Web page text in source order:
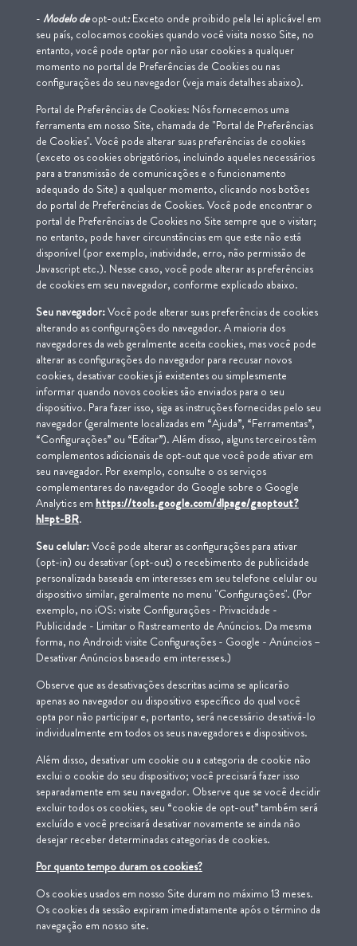
- Modelo deopt-out:Exceto onde proibido pela lei aplicável em
seu país, colocamos cookies quando você visita nosso Site, no
entanto, você pode optar por não usar cookies a qualquer
momento no portal de Preferências de Cookies ou nas
configurações do seu navegador (veja mais detalhes abaixo).
Portal de Preferências de Cookies: Nós fornecemos uma
ferramenta em nosso Site, chamada de "Portal de Preferências
de Cookies". Você pode alterar suas preferências de cookies
(exceto os cookies obrigatórios, incluindo aqueles necessários
para a transmissão de comunicações e o funcionamento
adequado do Site) a qualquer momento, clicando nos botões
do portal de Preferências de Cookies. Você pode encontrar o
portal de Preferências de Cookies no Site sempre que o visitar;
no entanto, pode haver circunstâncias em que este não está
disponível (por exemplo, inatividade, erro, não permissão de
Javascript etc.). Nesse caso, você pode alterar as preferências
de cookies em seu navegador, conforme explicado abaixo.
Seu navegador:Você pode alterar suas preferências de cookies
alterando as configurações do navegador. A maioria dos
navegadores da web geralmente aceita cookies, mas você pode
alterar as configurações do navegador para recusar novos
cookies, desativar cookies já existentes ou simplesmente
informar quando novos cookies são enviados para o seu
dispositivo. Para fazer isso, siga as instruções fornecidas pelo seu
navegador (geralmente localizadas em “Ajuda”, “Ferramentas”,
“Configurações” ou “Editar”). Além disso, alguns terceiros têm
complementos adicionais de opt-out que você pode ativar em
seu navegador. Por exemplo, consulte o os serviços
complementares do navegador do Google sobre o Google
Analytics em https://tools.google.com/dlpage/gaoptout?
hl=pt-BR.
Seu celular:Você pode alterar as configurações para ativar
(opt-in) ou desativar (opt-out) o recebimento de publicidade
personalizada baseada em interesses em seu telefone celular ou
dispositivo similar, geralmente no menu "Configurações". (Por
exemplo, no iOS: visite Configurações - Privacidade -
Publicidade - Limitar o Rastreamento de Anúncios. Da mesma
forma, no Android: visite Configurações - Google - Anúncios –
Desativar Anúncios baseado em interesses.)
Observe que as desativações descritas acima se aplicarão
apenas ao navegador ou dispositivo específico do qual você
opta por não participar e, portanto, será necessário desativá-lo
individualmente em todos os seus navegadores e dispositivos.
Além disso, desativar um cookie ou a categoria de cookie não
exclui o cookie do seu dispositivo; você precisará fazer isso
separadamente em seu navegador. Observe que se você decidir
excluir todos os cookies, seu “cookie de opt-out” também será
excluído e você precisará desativar novamente se ainda não
desejar receber determinadas categorias de cookies.
Por quanto tempo duram os cookies?
Os cookies usados em nosso Site duram no máximo 13 meses.
Os cookies da sessão expiram imediatamente após o término da
navegação em nosso site.